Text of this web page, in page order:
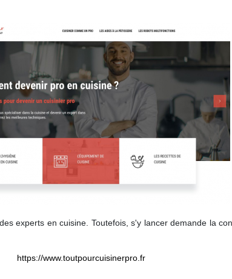
experts en cuisine. Toutefois, s'y lancer demande la
https://www.toutpourcuisinerpro.fr